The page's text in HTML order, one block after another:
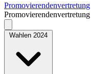
Promovierendenvertretung
Promovierendenvertretung
Wahlen 2024